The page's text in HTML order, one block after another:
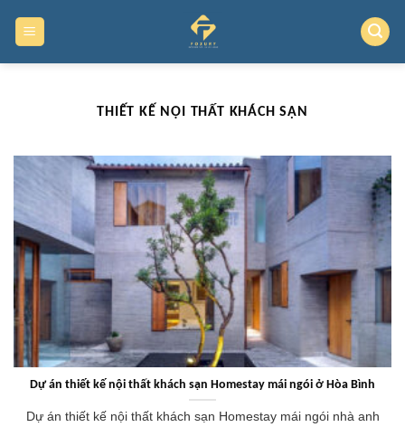
THIẾT KẾ NỘI THẤT KHÁCH SẠN
Dự án thiết kế nội thất khách sạn Homestay mái ngói ở Hòa Bình
Dự án thiết kế nội thất khách sạn Homestay mái ngói nhà anh